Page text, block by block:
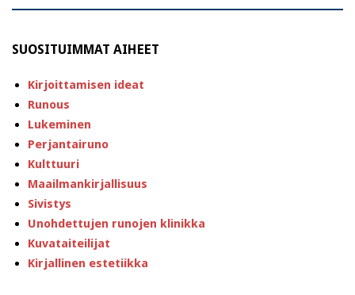
SUOSITUIMMAT AIHEET
Kirjoittamisen ideat
Runous
Lukeminen
Perjantairuno
Kulttuuri
Maailmankirjallisuus
Sivistys
Unohdettujen runojen klinikka
Kuvataiteilijat
Kirjallinen estetiikka